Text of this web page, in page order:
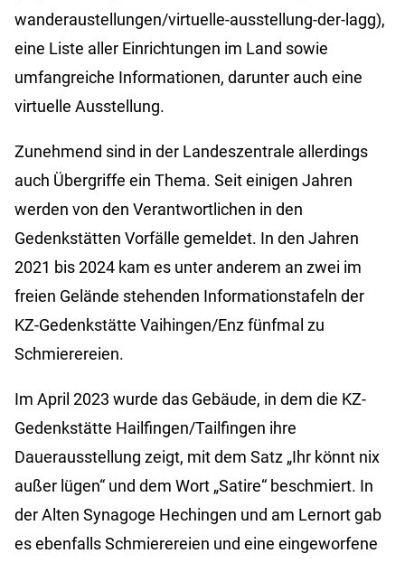
wanderaustellungen/virtuelle-ausstellung-der-lagg),
eine Liste aller Einrichtungen im Land sowie
umfangreiche Informationen, darunter auch eine
virtuelle Ausstellung.
Zunehmend sind in der Landeszentrale allerdings
auch Übergriffe ein Thema. Seit einigen Jahren
werden von den Verantwortlichen in den
Gedenkstätten Vorfälle gemeldet. In den Jahren
2021 bis 2024 kam es unter anderem an zwei im
freien Gelände stehenden Informationstafeln der
KZ-Gedenkstätte Vaihingen/Enz fünfmal zu
Schmierereien.
Im April 2023 wurde das Gebäude, in dem die KZ-
Gedenkstätte Hailfingen/Tailfingen ihre
Dauerausstellung zeigt, mit dem Satz „Ihr könnt nix
außer lügen“ und dem Wort „Satire“ beschmiert. In
der Alten Synagoge Hechingen und am Lernort gab
es ebenfalls Schmierereien und eine eingeworfene